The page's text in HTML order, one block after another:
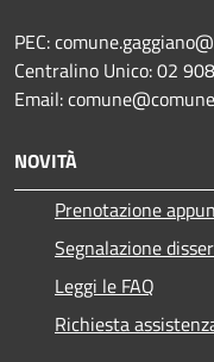
PEC:
Centralino Unico: 02
Email:
NOVITÀ
Prenotazione
Segnalazione
Leggi le FAQ
Richiesta